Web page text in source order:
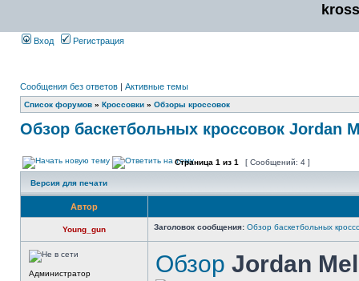
Вход Регистрация
Сообщения без ответов | Активные темы
Список форумов » Кроссовки » Обзоры кроссовок
Обзор баскетбольных кроссовок Jordan
Страница 1 из 1 [ Сообщений: 4 ]
Версия для печати
Автор
Young_gun Заголовок сообщения: Обзор баскетбольных
Администратор Обзор Jordan